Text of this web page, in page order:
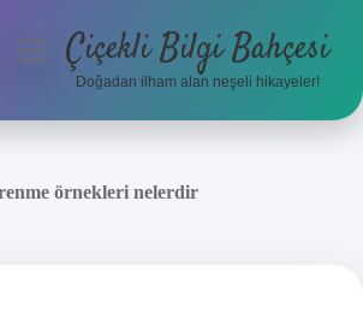
menüyüÇiçekli Bilgi Bahçesi
Doğadan ilham alan neşeli hikayeler!
örnekleri nelerdir